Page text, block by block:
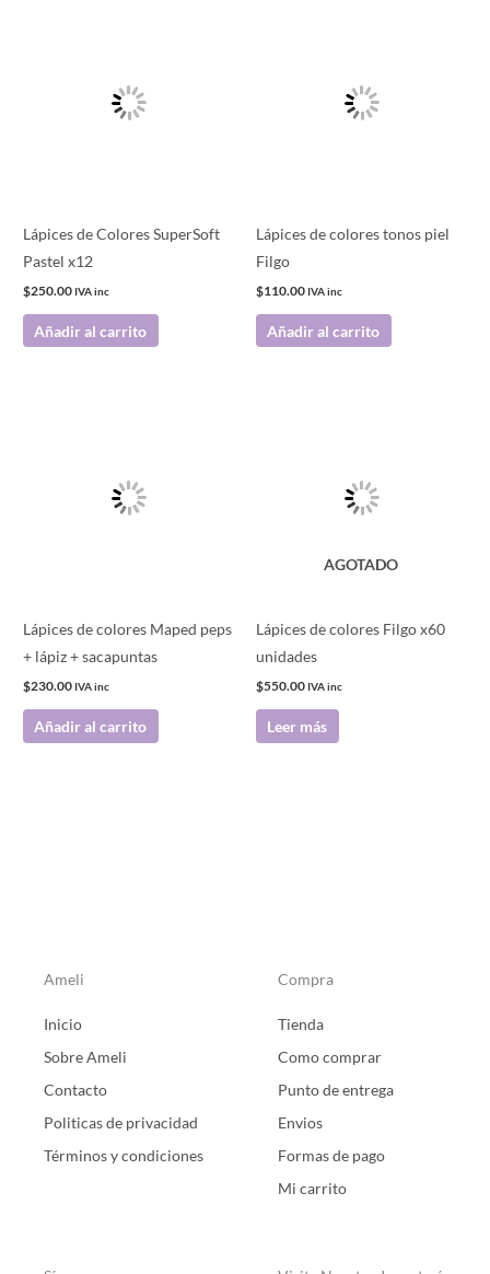
Lápices de Colores SuperSoft
Pastel x12
$250.00 IVA inc
Añadir al carrito
Lápices de colores tonos piel
Filgo
$110.00 IVA inc
Añadir al carrito
Lápices de colores Maped peps
+ lápiz + sacapuntas
$230.00 IVA inc
Añadir al carrito
AGOTADO
Lápices de colores Filgo x60
unidades
$550.00 IVA inc
Leer más
Ameli
Inicio
Sobre Ameli
Contacto
Politicas de privacidad
Términos y condiciones
Compra
Tienda
Como comprar
Punto de entrega
Envios
Formas de pago
Mi carrito